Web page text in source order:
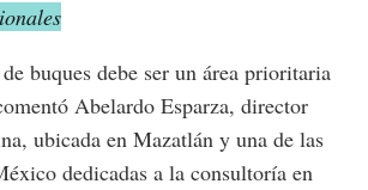
buques debe ser un área prioritaria
Abelardo Esparza, director
ubicada en Mazatlán y una de las
dedicadas a la consultoría en